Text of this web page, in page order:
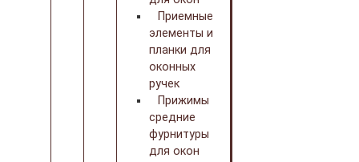
Приемные
элементы и
планки для
оконных
ручек
Прижимы
средние
фурнитуры
для окон